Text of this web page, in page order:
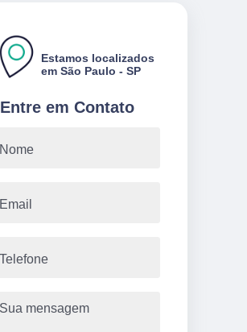
Entre em Contato
Estamos localizados
em São Paulo - SP